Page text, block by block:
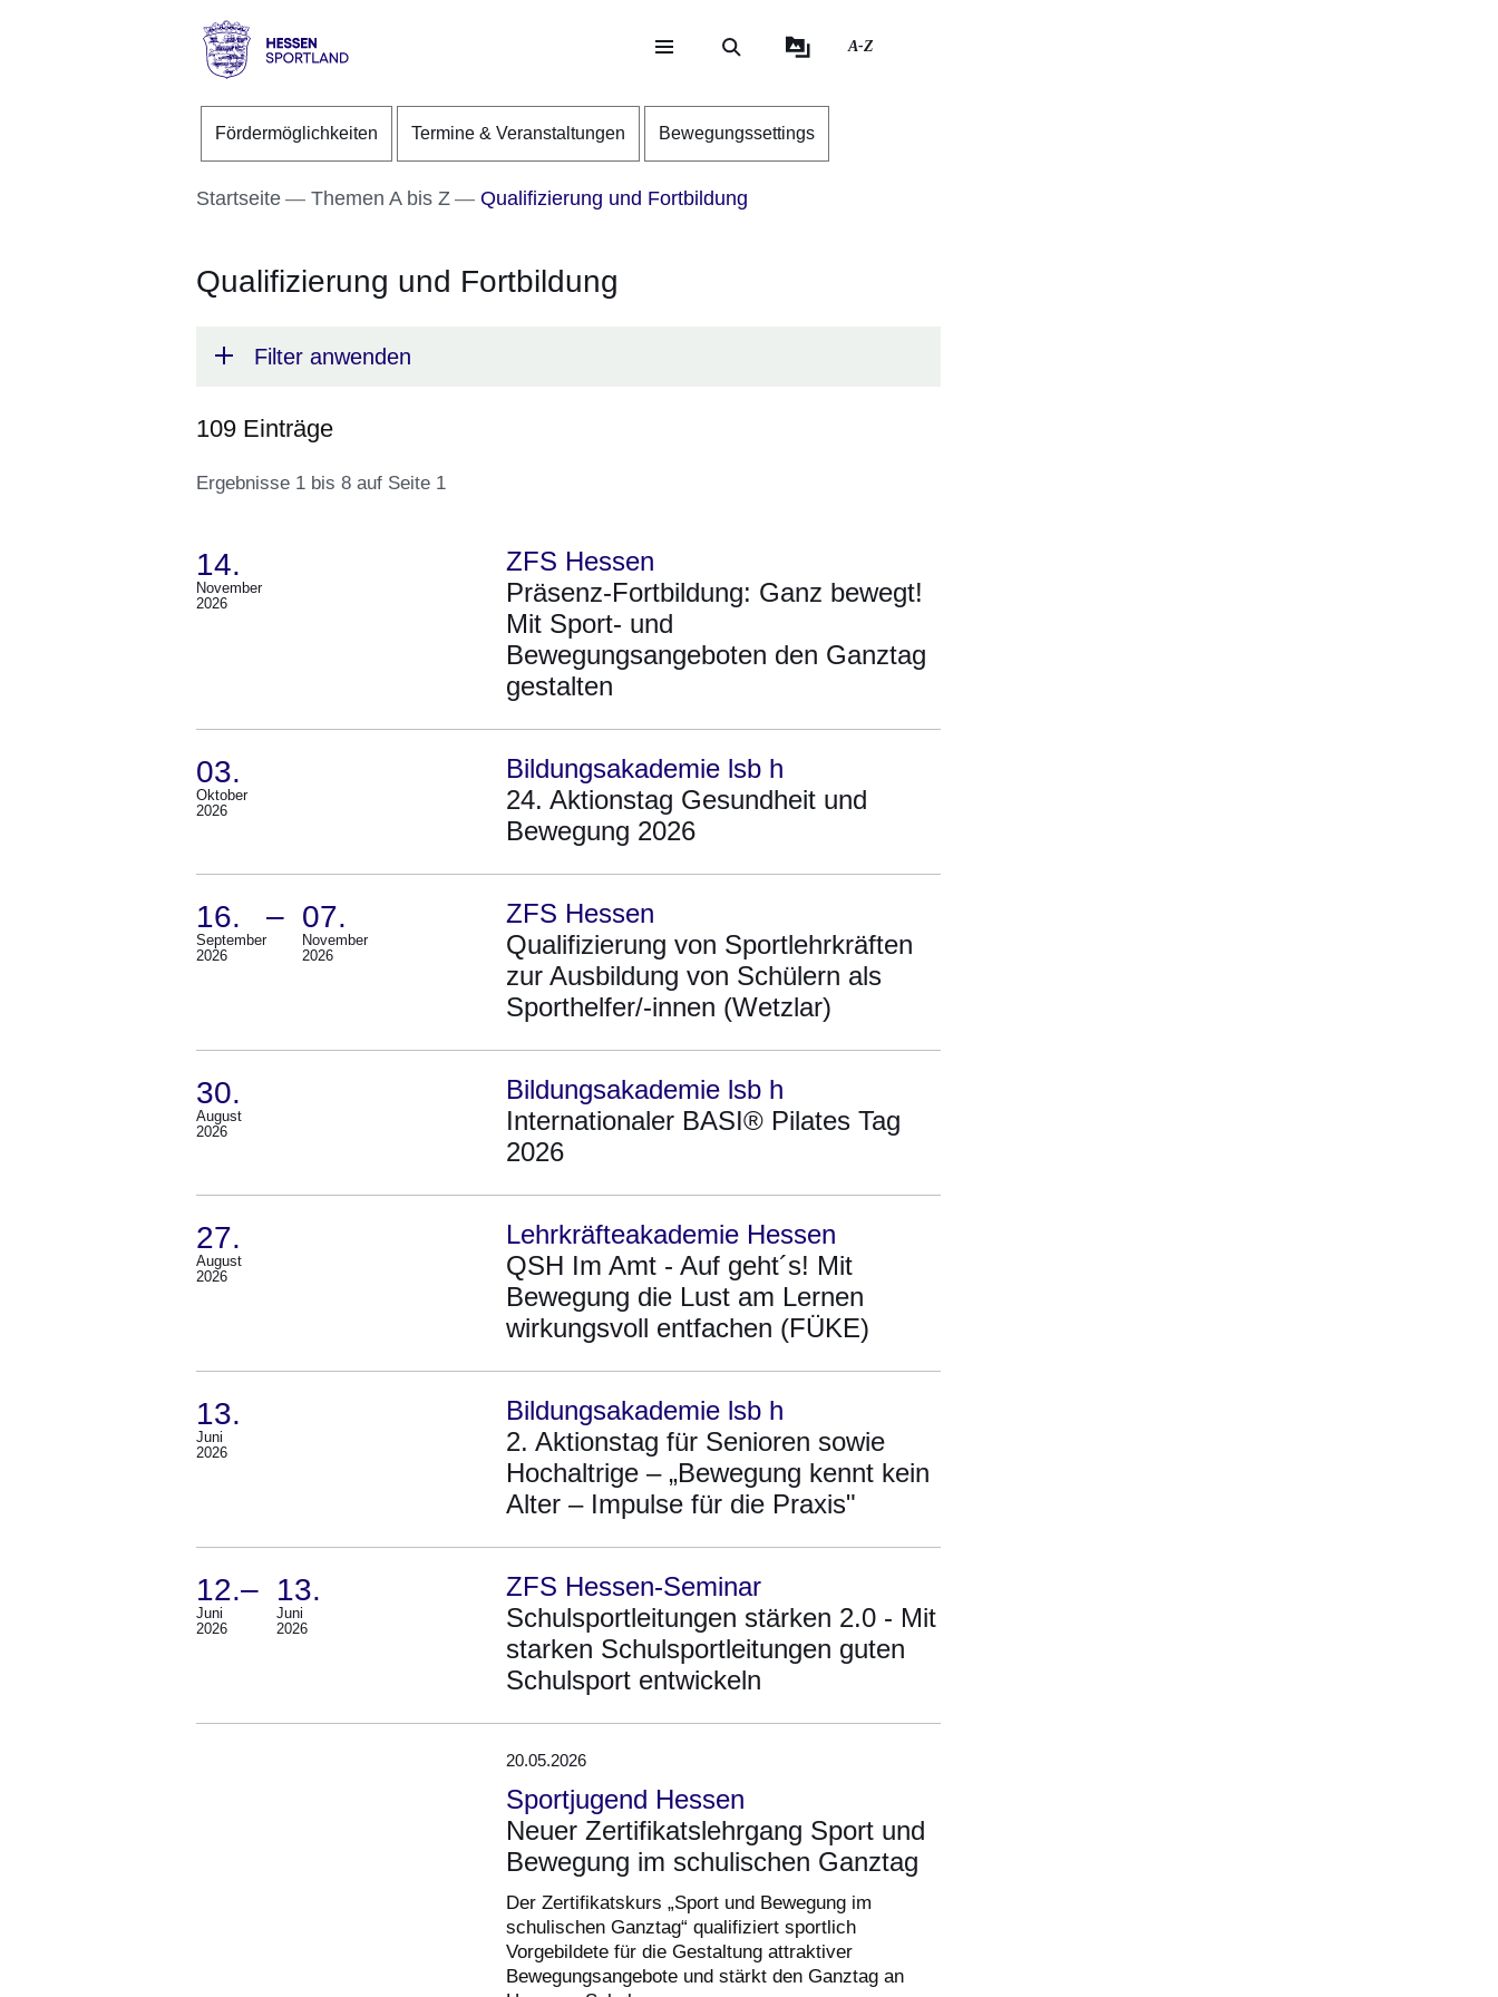
Direkt zum Kopf der Seite
Direkt zum Inhalt
Direkt zum Fuß der Seite
Sportland
A-Z
Fördermöglichkeiten Termine & Veranstaltungen Bewegungssettings
Startseite Themen A bis Z Qualifizierung und Fortbildung
Qualifizierung und Fortbildung
Filter anwenden
109 Einträge
Ergebnisse 1 bis 8 auf Seite 1
:109
Ergebnisse:Ergebnisse
auf
Seite
1
14.
November
2026
(Termin:
ZFS Hessen
Präsenz-Fortbildung: Ganz bewegt!
Mit Sport- und
Bewegungsangeboten den Ganztag
gestalten
03.
Oktober
2026
(Termin:
2026)
Bildungsakademie lsb h
24. Aktionstag Gesundheit und
Bewegung 2026
16.
September
2026
– 07.
November
2026
(Termin:
2026
Bis
07.
November
ZFS Hessen
Qualifizierung von Sportlehrkräften
zur Ausbildung von Schülern als
Sporthelfer/-innen (Wetzlar)
30.
August
2026
(Termin:
2026)
Bildungsakademie lsb h
Internationaler BASI® Pilates Tag
2026
27.
August
2026
(Termin:
2026)
Lehrkräfteakademie Hessen
QSH Im Amt - Auf geht´s! Mit
Bewegung die Lust am Lernen
wirkungsvoll entfachen (FÜKE)
13.
Juni
2026
(Termin:
2026)
Bildungsakademie lsb h
2. Aktionstag für Senioren sowie
Hochaltrige – „Bewegung kennt kein
Alter – Impulse für die Praxis"
12.
Juni
2026
– 13.
Juni
2026
(Termin:
2026
ZFS Hessen-Seminar
Schulsportleitungen stärken 2.0 - Mit
starken Schulsportleitungen guten
Schulsport entwickeln
20.05.2026
Sportjugend Hessen
Neuer Zertifikatslehrgang Sport und
Bewegung im schulischen Ganztag
Der Zertifikatskurs „Sport und Bewegung im
schulischen Ganztag“ qualifiziert sportlich
Vorgebildete für die Gestaltung attraktiver
Bewegungsangebote und stärkt den Ganztag an